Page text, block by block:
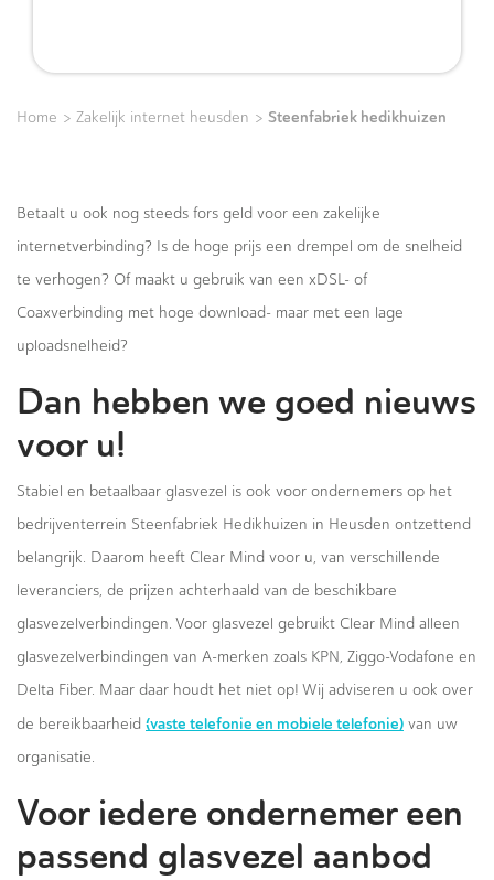
Home > Zakelijk internet heusden > Steenfabriek hedikhuizen
Betaalt u ook nog steeds fors geld voor een zakelijke
internetverbinding? Is de hoge prijs een drempel om de snelheid
te verhogen? Of maakt u gebruik van een xDSL- of
Coaxverbinding met hoge download- maar met een lage
uploadsnelheid?
Dan hebben we goed nieuws
voor u!
Stabiel en betaalbaar glasvezel is ook voor ondernemers op het
bedrijventerrein Steenfabriek Hedikhuizen in Heusden ontzettend
belangrijk. Daarom heeft Clear Mind voor u, van verschillende
leveranciers, de prijzen achterhaald van de beschikbare
glasvezelverbindingen. Voor glasvezel gebruikt Clear Mind alleen
glasvezelverbindingen van A-merken zoals KPN, Ziggo-Vodafone en
Delta Fiber. Maar daar houdt het niet op! Wij adviseren u ook over
de bereikbaarheid (vaste telefonie en mobiele telefonie) van uw
organisatie.
Voor iedere ondernemer een
passend glasvezel aanbod